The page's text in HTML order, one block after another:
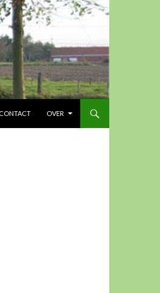
CONTACT OVER